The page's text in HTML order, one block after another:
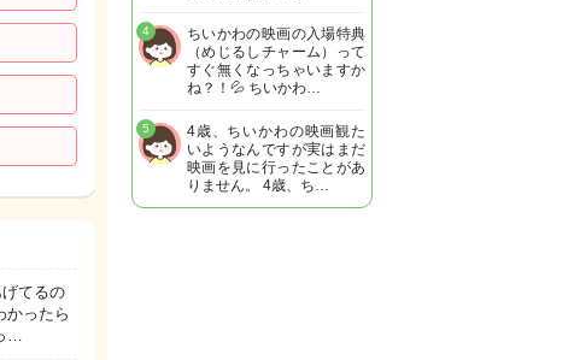
てるの
かったら
…
ちいかわの映画の入場特典
（めじるしチャーム）って
すぐ無くなっちゃいますか
ね？！💦 ちいかわ…
4
4歳、ちいかわの映画観た
いようなんですが実はまだ
映画を見に行ったことがあ
りません。 4歳、ち…
5